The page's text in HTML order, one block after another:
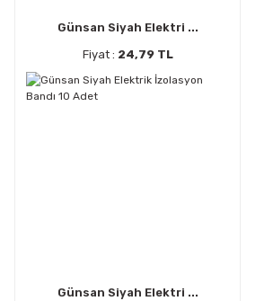
Günsan Siyah Elektri ...
Fiyat : 24,79 TL
Günsan Siyah Elektri ...